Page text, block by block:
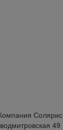
Солярис
49